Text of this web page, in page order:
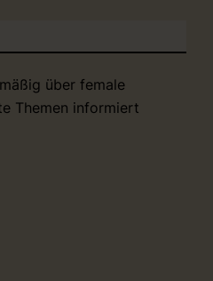
über female
Themen informiert